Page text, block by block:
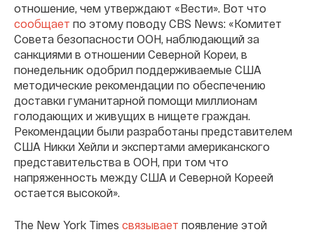
отношение, чем утверждают «Вести». Вот что
сообщает по этому поводу CBS News: «Комитет
Совета безопасности ООН, наблюдающий за
санкциями в отношении Северной Кореи, в
понедельник одобрил поддерживаемые США
методические рекомендации по обеспечению
доставки гуманитарной помощи миллионам
голодающих и живущих в нищете граждан.
Рекомендации были разработаны представителем
США Никки Хейли и экспертами американского
представительства в ООН, при том что
напряженность между США и Северной Кореей
остается высокой».
The New York Times связывает появление этой